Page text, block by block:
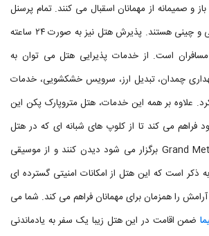
و صمیمانه از مهمانان اسقبال می کنند. تمام پرسنل
مسلط به دو زبان انگلیسی و چینی هستند. پذیرش هتل نیز به صورت ۲۴ ساعته
است. از خدمات پذیرایی هتل می توان به
چمدان، تبدیل ارز، سرویس خشکشویی، خدمات
علاوه بر همه این خدمات، هتل متروپارک پکن این
فراهم می کند تا از کلوپ های شبانه ای که در هتل
Grand Metropark Hotel Beijing برگزار می شود دیدن کنند و از موسیقی
ذکر است که این هتل از امکانات امنیتی گسترده ای
را همزمان برای مهمانان فراهم می کند. شما می
ضمن اقامت در این هتل زیبا یک سفر به یادماندنی